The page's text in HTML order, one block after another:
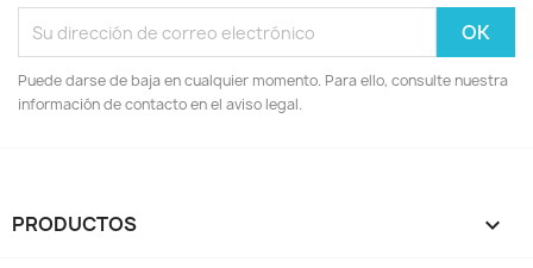
Puede darse de baja en cualquier momento. Para ello, consulte nuestra
información de contacto en el aviso legal.
PRODUCTOS 